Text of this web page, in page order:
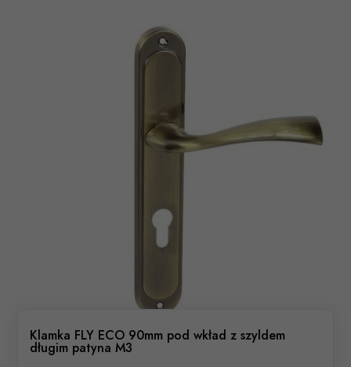
Klamka FLY ECO 90mm pod wkład z szyldem
długim patyna M3